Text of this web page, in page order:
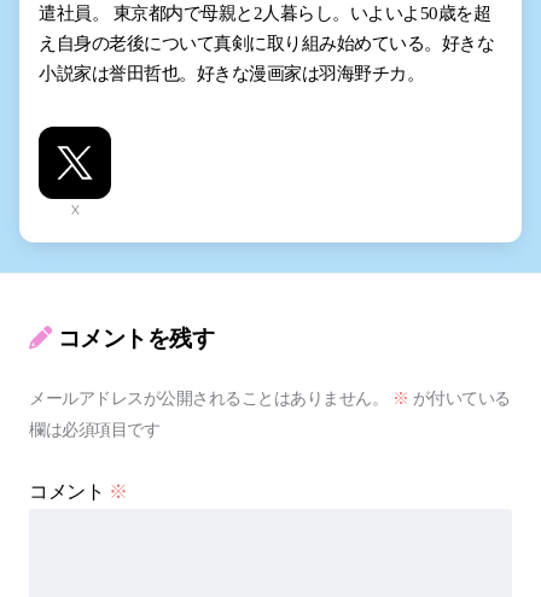
遣社員。 東京都内で母親と2人暮らし。いよいよ50歳を超
え自身の老後について真剣に取り組み始めている。好きな
小説家は誉田哲也。好きな漫画家は羽海野チカ。
X
コメントを残す
メールアドレスが公開されることはありません。 ※ が付いている
欄は必須項目です
コメント ※